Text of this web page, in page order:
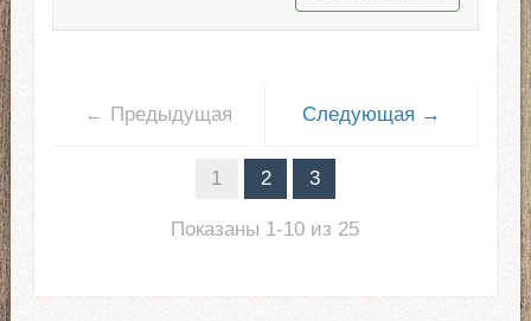
← Предыдущая Следующая →
1 2 3
Показаны 1-10 из 25